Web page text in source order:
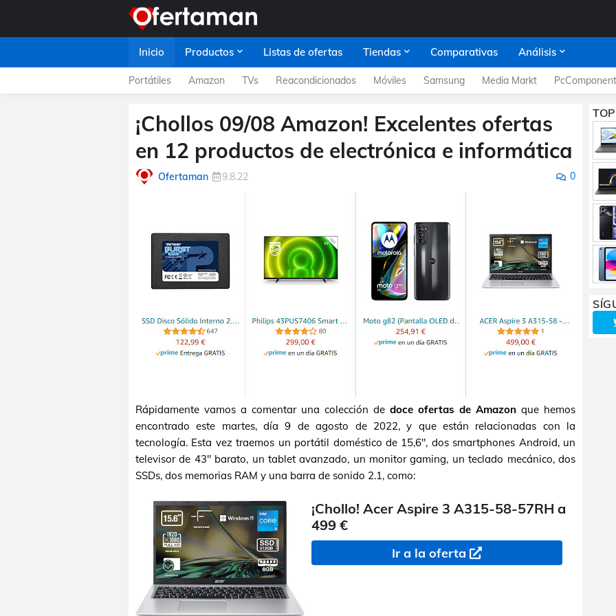
Inicio Productos Listas de ofertas Tiendas Comparativas Análisis
Portátiles Amazon TVs Reacondicionados Móviles Samsung Media Markt
¡Chollos 09/08 Amazon! Excelentes ofertas
en 12 productos de electrónica e informática
Ofertaman 9.8.22 0
Rápidamente vamos a comentar una colección de doce ofertas de Amazon que hemos
encontrado este martes, día 9 de agosto de 2022, y que están relacionadas con la
tecnología. Esta vez traemos un portátil doméstico de 15,6", dos smartphones Android, un
televisor de 43" barato, un tablet avanzado, un monitor gaming, un teclado mecánico, dos
SSDs, dos memorias RAM y una barra de sonido 2.1, como:
¡Chollo! Acer Aspire 3 A315-58-57RH a
499 €
Ir a la oferta